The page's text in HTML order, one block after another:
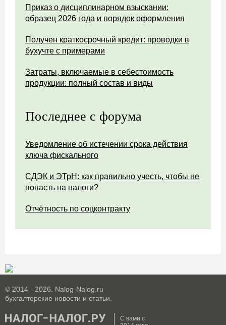
Приказ о дисциплинарном взыскании:
образец 2026 года и порядок оформления
Получен краткосрочный кредит: проводки в
бухучте с примерами
Затраты, включаемые в себестоимость
продукции: полный состав и виды
Последнее с форума
Уведомление об истечении срока действия
ключа фискального
СДЭК и ЭТрН: как правильно учесть, чтобы не
попасть на налоги?
Отчётность по соцконтракту
© 2014 - 2026. Nalog-Nalog.ru
бухгалтерские новости и статьи.
С вами с